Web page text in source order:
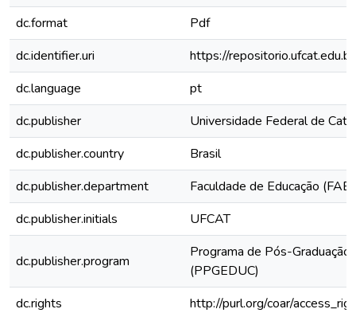
dc.format
Pdf
dc.identifier.uri
https://
dc.language
pt
dc.publisher
Universidade Federal de
dc.publisher.country
Brasil
dc.publisher.department
Faculdade de Educação (FAE)
dc.publisher.initials
UFCAT
dc.publisher.program
Programa de Pós-
(PPGEDUC)
dc.rights
http://purl.org/coar/